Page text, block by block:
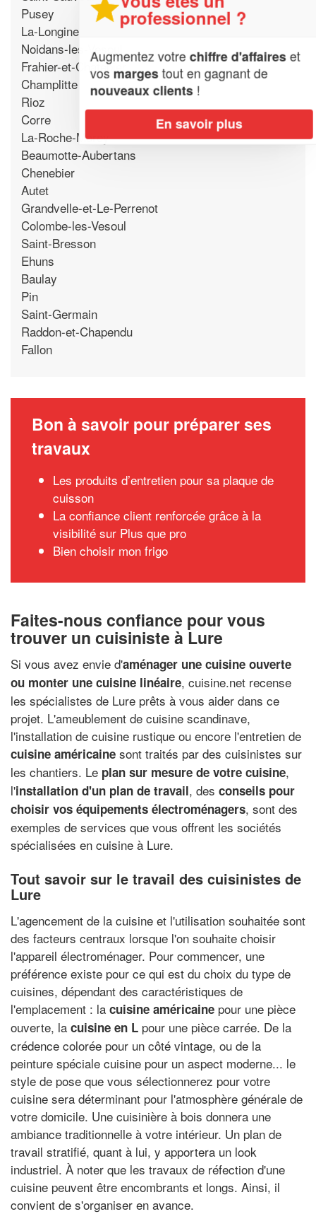
Pusey
La-Longine
Noidans-les-Vesoul
Frahier-et-Chatebier
Champlitte
Rioz
Corre
La-Roche-Morey
Beaumotte-Aubertans
Chenebier
Autet
Grandvelle-et-Le-Perrenot
Colombe-les-Vesoul
Saint-Bresson
Ehuns
Baulay
Pin
Saint-Germain
Raddon-et-Chapendu
Fallon
Bon à savoir pour préparer ses
travaux
Les produits d’entretien pour sa plaque de
cuisson
La confiance client renforcée grâce à la
visibilité sur Plus que pro
Bien choisir mon frigo
Faites-nous confiance pour vous
trouver un cuisiniste à Lure
Si vous avez envie d'aménager une cuisine ouverte
ou monter une cuisine linéaire, cuisine.net recense
les spécialistes de Lure prêts à vous aider dans ce
projet. L'ameublement de cuisine scandinave,
l'installation de cuisine rustique ou encore l'entretien de
cuisine américaine sont traités par des cuisinistes sur
les chantiers. Le plan sur mesure de votre cuisine,
l'installation d'un plan de travail, des conseils pour
choisir vos équipements électroménagers, sont des
exemples de services que vous offrent les sociétés
spécialisées en cuisine à Lure.
Tout savoir sur le travail des cuisinistes de
Lure
L'agencement de la cuisine et l'utilisation souhaitée sont
des facteurs centraux lorsque l'on souhaite choisir
l'appareil électroménager. Pour commencer, une
préférence existe pour ce qui est du choix du type de
cuisines, dépendant des caractéristiques de
l'emplacement : la cuisine américaine pour une pièce
ouverte, la cuisine en L pour une pièce carrée. De la
crédence colorée pour un côté vintage, ou de la
peinture spéciale cuisine pour un aspect moderne... le
style de pose que vous sélectionnerez pour votre
cuisine sera déterminant pour l'atmosphère générale de
votre domicile. Une cuisinière à bois donnera une
ambiance traditionnelle à votre intérieur. Un plan de
travail stratifié, quant à lui, y apportera un look
industriel. À noter que les travaux de réfection d'une
cuisine peuvent être encombrants et longs. Ainsi, il
convient de s'organiser en avance.
professionnel ?
Augmentez votrechiffre d'affaireset
vos margestout en gagnant de
nouveaux clients!
En savoir plus